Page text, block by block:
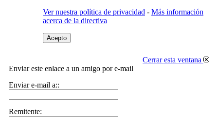
Ver nuestra política de privacidad - Más información
acerca de la directiva
Acepto
Cerrar esta ventana
Enviar este enlace a un amigo por e-mail
Enviar e-mail a::
Remitente: